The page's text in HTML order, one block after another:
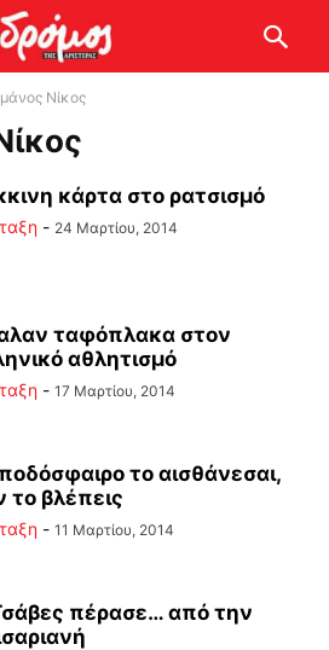
Νίκος
κάρτα στο ρατσισμό
- 24 Μαρτίου, 2014
ταφόπλακα στον
αθλητισμό
- 17 Μαρτίου, 2014
το αισθάνεσαι,
το βλέπεις
- 11 Μαρτίου, 2014
πέρασε… από την